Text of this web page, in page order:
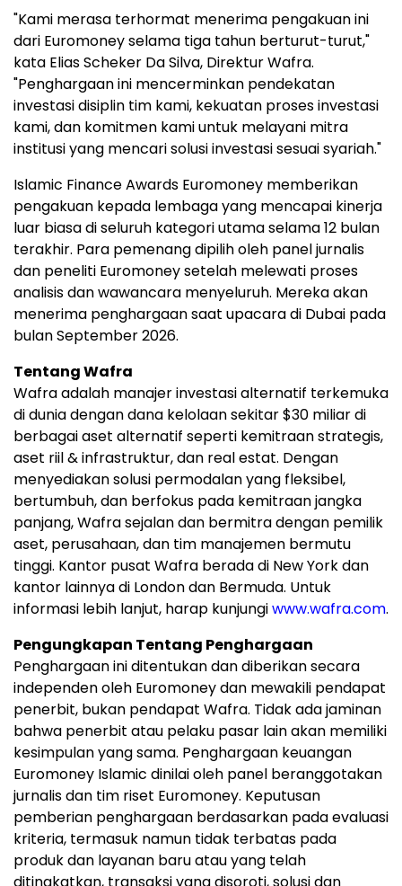
"Kami merasa terhormat menerima pengakuan ini
dari Euromoney selama tiga tahun berturut-turut,"
kata Elias Scheker Da Silva, Direktur Wafra.
"Penghargaan ini mencerminkan pendekatan
investasi disiplin tim kami, kekuatan proses investasi
kami, dan komitmen kami untuk melayani mitra
institusi yang mencari solusi investasi sesuai syariah."
Islamic Finance Awards Euromoney memberikan
pengakuan kepada lembaga yang mencapai kinerja
luar biasa di seluruh kategori utama selama 12 bulan
terakhir. Para pemenang dipilih oleh panel jurnalis
dan peneliti Euromoney setelah melewati proses
analisis dan wawancara menyeluruh. Mereka akan
menerima penghargaan saat upacara di Dubai pada
bulan September 2026.
Tentang Wafra
Wafra adalah manajer investasi alternatif terkemuka
di dunia dengan dana kelolaan sekitar $30 miliar di
berbagai aset alternatif seperti kemitraan strategis,
aset riil & infrastruktur, dan real estat. Dengan
menyediakan solusi permodalan yang fleksibel,
bertumbuh, dan berfokus pada kemitraan jangka
panjang, Wafra sejalan dan bermitra dengan pemilik
aset, perusahaan, dan tim manajemen bermutu
tinggi. Kantor pusat Wafra berada di New York dan
kantor lainnya di London dan Bermuda. Untuk
informasi lebih lanjut, harap kunjungiwww.wafra.com.
Pengungkapan Tentang Penghargaan
Penghargaan ini ditentukan dan diberikan secara
independen oleh Euromoney dan mewakili pendapat
penerbit, bukan pendapat Wafra. Tidak ada jaminan
bahwa penerbit atau pelaku pasar lain akan memiliki
kesimpulan yang sama. Penghargaan keuangan
Euromoney Islamic dinilai oleh panel beranggotakan
jurnalis dan tim riset Euromoney. Keputusan
pemberian penghargaan berdasarkan pada evaluasi
kriteria, termasuk namun tidak terbatas pada
produk dan layanan baru atau yang telah